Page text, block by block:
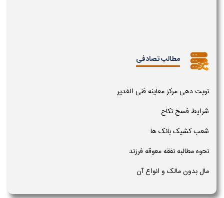
مطالب تصادفی
نوبت دهی مرکز معاینه فنی الغدیر
شرایط فسخ نکاح
شعب کشیک بانک ها
نحوه مطالبه نفقه معوقه فرزند
مال بدون مالک و انواع آن